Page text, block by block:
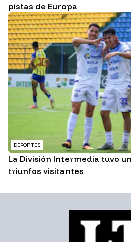
pistas de Europa
DEPORTES
La División Intermedia tuvo
triunfos visitantes